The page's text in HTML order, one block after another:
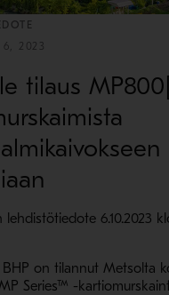
6, 2023
tilaus
6.10.2023
on tilannut Metsolta
Series™ -